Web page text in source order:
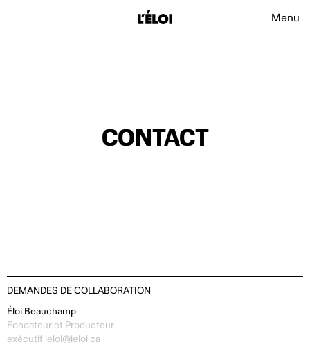
Menu
CONTACT
DEMANDES DE COLLABORATION
Éloi Beauchamp
Fondateur et Producteur
exécutif leloi@leloi.ca